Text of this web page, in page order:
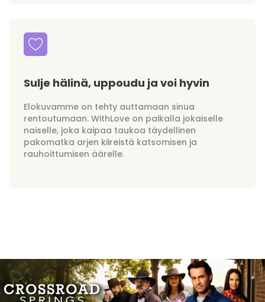
Sulje hälinä, uppoudu ja voi hyvin
Elokuvamme on tehty auttamaan sinua
rentoutumaan. WithLove on paikalla jokaiselle
naiselle, joka kaipaa taukoa täydellinen
pakomatka arjen kiireistä katsomisen ja
rauhoittumisen äärelle.